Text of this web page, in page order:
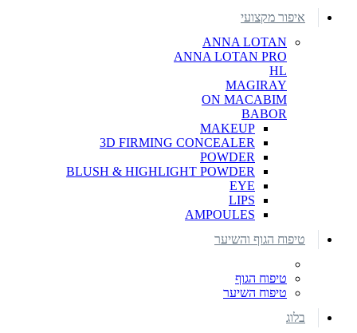
איפור מקצועי
ANNA LOTAN
ANNA LOTAN PRO
HL
MAGIRAY
ON MACABIM
BABOR
MAKEUP
3D FIRMING CONCEALER
POWDER
BLUSH & HIGHLIGHT POWDER
EYE
LIPS
AMPOULES
טיפוח הגוף והשיער
טיפוח הגוף
טיפוח השיער
בלוג